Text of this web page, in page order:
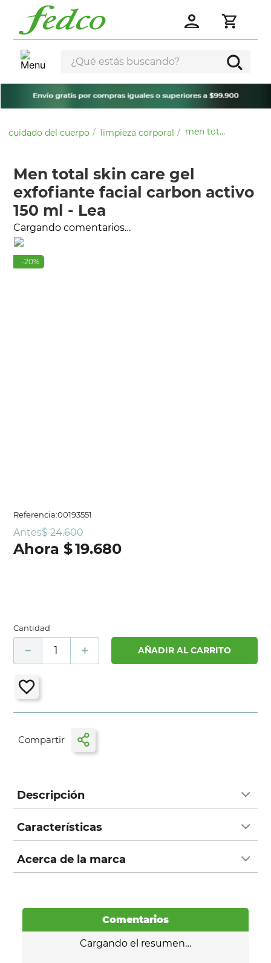
¿Qué estás buscando?
cuidado del cuerpo limpieza corporal men total skin care gel exfofiante facial carbon activo 150 ml - lea
Men total skin care gel
exfofiante facial carbon activo
150 ml - Lea
Cargando comentarios…
-20%
Referencia:00193551
Antes$ 24.600
$19.680
Cantidad
＋
－ AÑADIR AL CARRITO
Descripción
Características
Acerca de la marca
Comentarios
Cargando el resumen…